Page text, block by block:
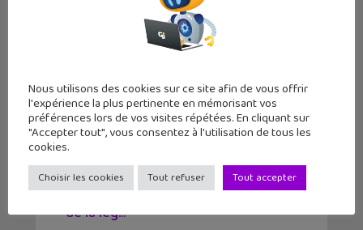
La lecture du jour #5 : « Cursed » (T1
– La rebelle), une revisite musclée
de la lég...
Nous utilisons des cookies sur ce site afin de vous offrir
l'expérience la plus pertinente en mémorisant vos
préférences lors de vos visites répétées. En cliquant sur
"Accepter tout", vous consentez à l'utilisation de tous les
cookies.
Choisir les cookies Tout refuser Tout accepter